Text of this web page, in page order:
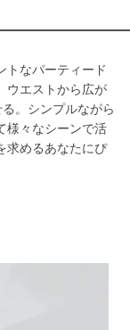
トなパーティード
ウエストから広が
。シンプルながら
様々なシーンで活
求めるあなたにぴ